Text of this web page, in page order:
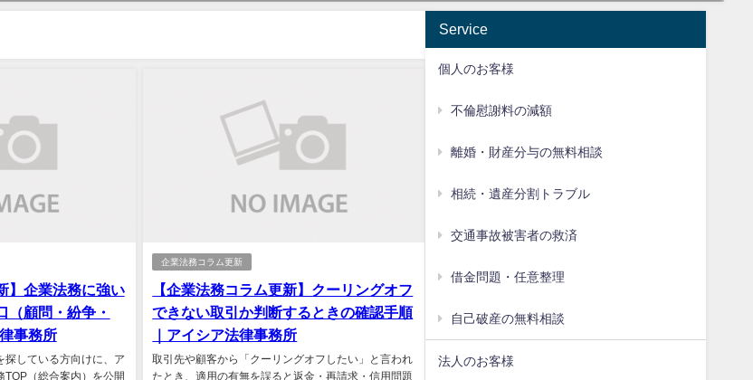
】企業法務に強い
（顧問・紛争・
事務所
探している方向けに、ア
TOP（総合案内）を公開
企業法務コラム更新
【企業法務コラム更新】クーリングオフ
できない取引か判断するときの確認手順
｜アイシア法律事務所
取引先や顧客から「クーリングオフしたい」と言われ
たとき、適用の有無を誤ると返金・再請求・信用問題
Service
個人のお客様
不倫慰謝料の減額
離婚・財産分与の無料相談
相続・遺産分割トラブル
交通事故被害者の救済
借金問題・任意整理
自己破産の無料相談
法人のお客様